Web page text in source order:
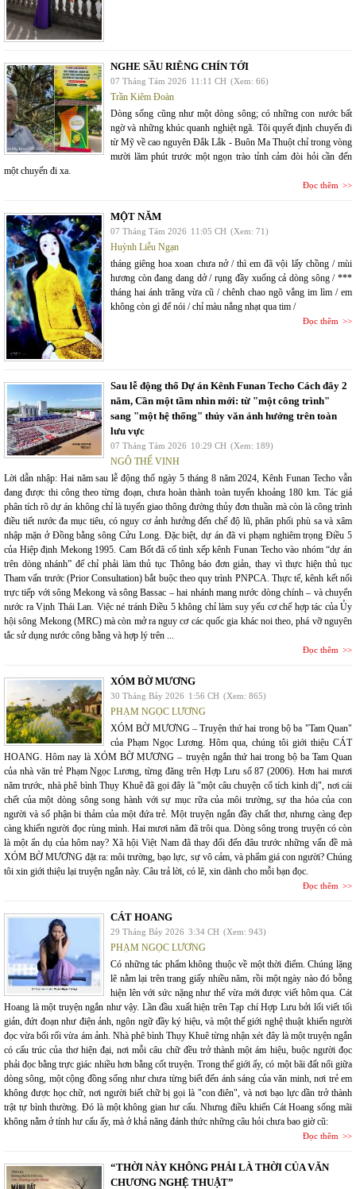
NGHE SẦU RIÊNG CHÍN TỚI
07 Tháng Tám 2026 11:11 CH (Xem: 66)
Trần Kiêm Đoàn
Dòng sống cũng như một dòng sông; có những con nước bất
ngờ và những khúc quanh nghiệt ngã. Tôi quyết định chuyến đi
từ Mỹ về cao nguyên Đắk Lắk - Buôn Ma Thuột chỉ trong vòng
mười lăm phút trước một ngọn trào tỉnh cảm đòi hỏi cần đến
một chuyến đi xa.
Đọc thêm
MỘT NĂM
07 Tháng Tám 2026 11:05 CH (Xem: 71)
Huỳnh Liễu Ngạn
tháng giêng hoa xoan chưa nở / thì em đã vội lấy chồng / mùi
hương còn đang dang dở / rụng đầy xuống cả dòng sông / ***
tháng hai ánh trăng vừa cũ / chênh chao ngõ vắng im lìm / em
không còn gì để nói / chỉ màu nắng nhạt qua tim /
Đọc thêm
Sau lễ động thổ Dự án Kênh Funan Techo Cách đây 2
năm, Cần một tầm nhìn mới: từ "một công trình"
sang "một hệ thống" thủy văn ảnh hưởng trên toàn
lưu vực
07 Tháng Tám 2026 10:29 CH (Xem: 189)
NGÔ THẾ VINH
Lời dẫn nhập: Hai năm sau lễ động thổ ngày 5 tháng 8 năm 2024, Kênh Funan Techo vẫn
đang được thi công theo từng đoạn, chưa hoàn thành toàn tuyến khoảng 180 km. Tác giả
phân tích rõ dự án không chỉ là tuyến giao thông đường thủy đơn thuần mà còn là công trình
điều tiết nước đa mục tiêu, có nguy cơ ảnh hưởng đến chế độ lũ, phân phối phù sa và xâm
nhập mặn ở Đồng bằng sông Cửu Long. Đặc biệt, dự án đã vi phạm nghiêm trọng Điều 5
của Hiệp định Mekong 1995. Cam Bốt đã cố tình xếp kênh Funan Techo vào nhóm “dự án
trên dòng nhánh” để chỉ phải làm thủ tục Thông báo đơn giản, thay vì thực hiện thủ tục
Tham vấn trước (Prior Consultation) bắt buộc theo quy trình PNPCA. Thực tế, kênh kết nối
trực tiếp với sông Mekong và sông Bassac – hai nhánh mang nước dòng chính – và chuyển
nước ra Vịnh Thái Lan. Việc né tránh Điều 5 không chỉ làm suy yếu cơ chế hợp tác của Ủy
hội sông Mekong (MRC) mà còn mở ra nguy cơ các quốc gia khác noi theo, phá vỡ nguyên
tắc sử dụng nước công bằng và hợp lý trên ...
Đọc thêm
XÓM BỜ MƯƠNG
30 Tháng Bảy 2026 1:56 CH (Xem: 865)
PHẠM NGỌC LƯƠNG
XÓM BỜ MƯƠNG – Truyện thứ hai trong bộ ba "Tam Quan"
của Phạm Ngọc Lương. Hôm qua, chúng tôi giới thiệu CÁT
HOANG. Hôm nay là XÓM BỜ MƯƠNG – truyện ngắn thứ hai trong bộ ba Tam Quan
của nhà văn trẻ Phạm Ngọc Lương, từng đăng trên Hợp Lưu số 87 (2006). Hơn hai mươi
năm trước, nhà phê bình Thụy Khuê đã gọi đây là "một câu chuyện cổ tích kinh dị", nơi cái
chết của một dòng sông song hành với sự mục rữa của môi trường, sự tha hóa của con
người và số phận bi thảm của một đứa trẻ. Một truyện ngắn đầy chất thơ, nhưng càng đẹp
càng khiến người đọc rùng mình. Hai mươi năm đã trôi qua. Dòng sông trong truyện có còn
là một ẩn dụ của hôm nay? Xã hội Việt Nam đã thay đổi đến đâu trước những vấn đề mà
XÓM BỜ MƯƠNG đặt ra: môi trường, bạo lực, sự vô cảm, và phẩm giá con người? Chúng
tôi xin giới thiệu lại truyện ngắn này. Câu trả lời, có lẽ, xin dành cho mỗi bạn đọc.
Đọc thêm
CÁT HOANG
29 Tháng Bảy 2026 3:34 CH (Xem: 943)
PHẠM NGỌC LƯƠNG
Có những tác phẩm không thuộc về một thời điểm. Chúng lặng
lẽ nằm lại trên trang giấy nhiều năm, rồi một ngày nào đó bỗng
hiện lên với sức nặng như thể vừa mới được viết hôm qua. Cát
Hoang là một truyện ngắn như vậy. Lần đầu xuất hiện trên Tạp chí Hợp Lưu bởi lối viết tối
giản, đứt đoạn như điện ảnh, ngôn ngữ đầy ký hiệu, và một thế giới nghệ thuật khiến người
đọc vừa bối rối vừa ám ảnh. Nhà phê bình Thụy Khuê từng nhận xét đây là một truyện ngắn
có cấu trúc của thơ hiện đại, nơi mỗi câu chữ đều trở thành một ám hiệu, buộc người đọc
phải đọc bằng trực giác nhiều hơn bằng cốt truyện. Trong thế giới ấy, có một bãi đất nổi giữa
dòng sông, một cộng đồng sống như chưa từng biết đến ánh sáng của văn minh, nơi trẻ em
không được học chữ, nơi người biết chữ bị gọi là "con điên", và nơi bạo lực dần trở thành
trật tự bình thường. Đó là một không gian hư cấu. Nhưng điều khiến Cát Hoang sống mãi
không nằm ở tính hư cấu ấy, mà ở khả năng đánh thức những câu hỏi chưa bao giờ cũ:
Đọc thêm
“THỜI NÀY KHÔNG PHẢI LÀ THỜI CỦA VĂN
CHƯƠNG NGHỆ THUẬT”